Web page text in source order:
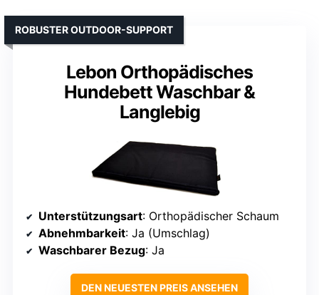
Lebon Orthopädisches
Hundebett Waschbar &
Langlebig
ROBUSTER OUTDOOR-SUPPORT
Unterstützungsart: Orthopädischer Schaum
Abnehmbarkeit: Ja (Umschlag)
Waschbarer Bezug: Ja
DEN NEUESTEN PREIS ANSEHEN